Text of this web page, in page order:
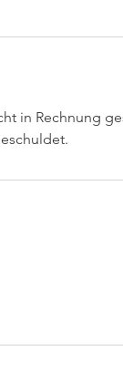
in Rechnung